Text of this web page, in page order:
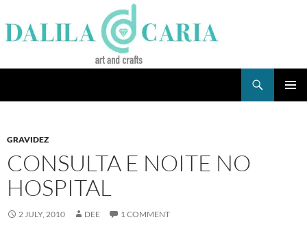
to
content
GRAVIDEZ
CONSULTA E NOITE NO
HOSPITAL
2 JULY, 2010 DEE 1 COMMENT